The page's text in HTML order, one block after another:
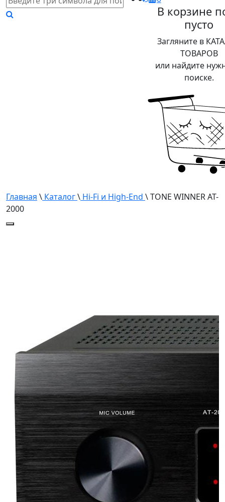
В корзине
пусто
Загляните в
ТОВАРОВ
или найдите
поиске.
Главная \ Каталог\ Hi-Fi и High-End \ TONE WINNER AT-
2000